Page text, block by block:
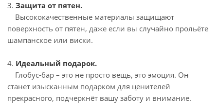
3. Защита от пятен.
Высококачественные материалы защищают
поверхность от пятен, даже если вы случайно прольёте
шампанское или виски.
4. Идеальный подарок.
Глобус-бар – это не просто вещь, это эмоция. Он
станет изысканным подарком для ценителей
прекрасного, подчеркнёт вашу заботу и внимание.